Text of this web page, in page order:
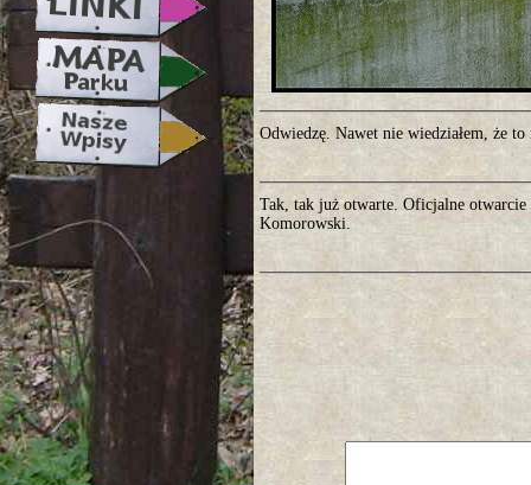
Odwiedzę. Nawet nie wiedziałem, że
Tak, tak już otwarte. Oficjalne otwarcie
Komorowski.